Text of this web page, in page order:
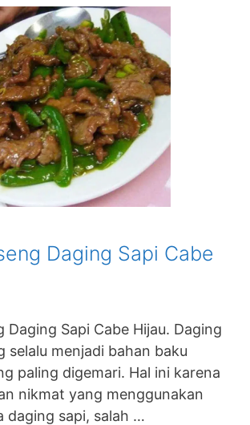
Daging Sapi Cabe
Daging Sapi Cabe Hijau. Daging
selalu menjadi bahan baku
paling digemari. Hal ini karena
nikmat yang menggunakan
daging sapi, salah …